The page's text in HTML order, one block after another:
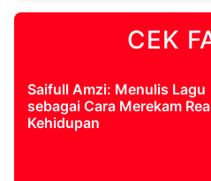
CEK
Saifull Amzi: Menulis Lagu
sebagai Cara Merekam
Kehidupan